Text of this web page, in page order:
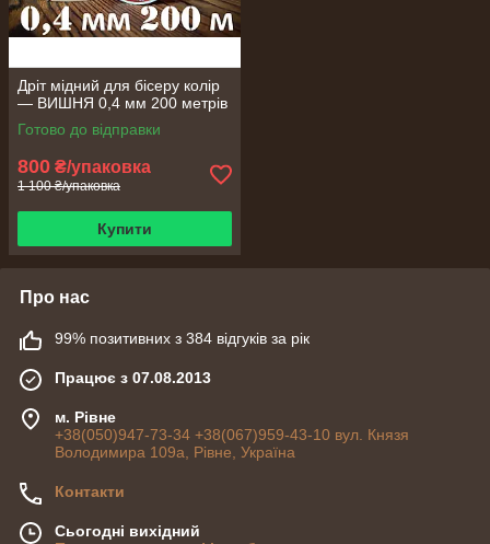
Дріт мідний для бісеру колір
— ВИШНЯ 0,4 мм 200 метрів
Готово до відправки
800 ₴/упаковка
1 100 ₴/упаковка
Купити
Про нас
99% позитивних з 384 відгуків за рік
Працює з 07.08.2013
м. Рівне
+38(050)947-73-34 +38(067)959-43-10 вул. Князя
Володимира 109а, Рівне, Україна
Контакти
Сьогодні вихідний